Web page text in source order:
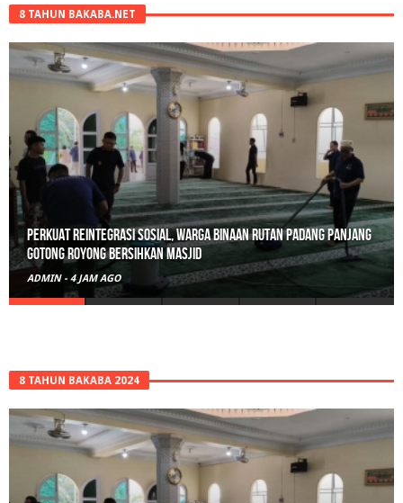
8 TAHUN BAKABA.NET
Perkuat Reintegrasi Sosial, Warga Binaan Rutan Padang Panjang
Gotong Royong Bersihkan Masjid
ADMIN - 4 JAM AGO
8 TAHUN BAKABA 2024